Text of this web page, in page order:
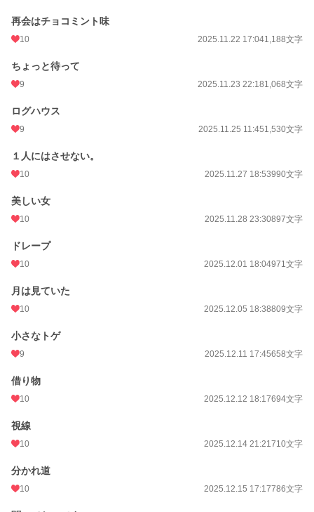
再会はチョコミント味
10 2025.11.22 17:041,188文字
ちょっと待って
9 2025.11.23 22:181,068文字
ログハウス
9 2025.11.25 11:451,530文字
１人にはさせない。
10 2025.11.27 18:53990文字
美しい女
10 2025.11.28 23:30897文字
ドレープ
10 2025.12.01 18:04971文字
月は見ていた
10 2025.12.05 18:38809文字
小さなトゲ
9 2025.12.11 17:45658文字
借り物
10 2025.12.12 18:17694文字
視線
10 2025.12.14 21:21710文字
分かれ道
10 2025.12.15 17:17786文字